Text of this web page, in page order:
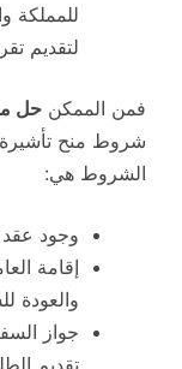
للمملكة
لتقديم
فمن الممكن حل
شروط منح تأشيرة
الشروط هي:
وجود
إقامة
والعودة